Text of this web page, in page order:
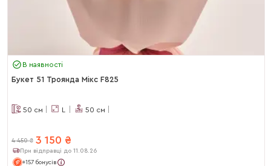
В наявності
Букет 51 Троянда Мікс F825
50 см L 50 см
4 450 ₴ 3 150 ₴
При відправці до 11.08.26
+157 бонусів